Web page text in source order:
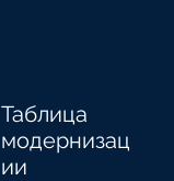
Таблица
модернизац
ии